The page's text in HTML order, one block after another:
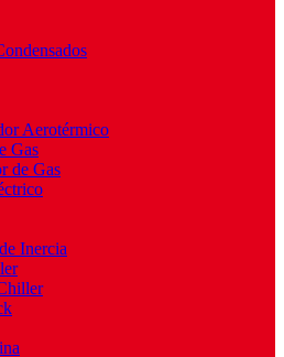
Aerotérmico
Gas
de Gas
Inercia